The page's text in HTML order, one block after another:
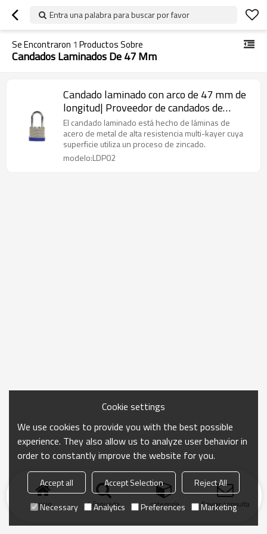
Entra una palabra para buscar por favor
Se Encontraron 1 Productos Sobre
Candados Laminados De 47 Mm
Candado laminado con arco de 47 mm de
longitud| Proveedor de candados de
seguridad de metal industrial de China |
Fabricación de cerraduras Lita
El candado laminado está hecho de láminas de
acero de metal de alta resistencia multi-kayer cuya
superficie utiliza un proceso de zincado.
modelo:LDP02
Inicio búsqueda categoría Enviar consulta
Cookie settings
We use cookies to provide you with the best possible
experience. They also allow us to analyze user behavior in
order to constantly improve the website for you.
Accept all Accept Selection
Reject All
Necessary
Analytics Preferences Marketing